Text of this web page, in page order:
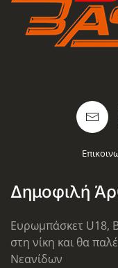
Δημοφιλή
Ευρωμπάσκετ U18,
στη νίκη και θα
Νεανίδων